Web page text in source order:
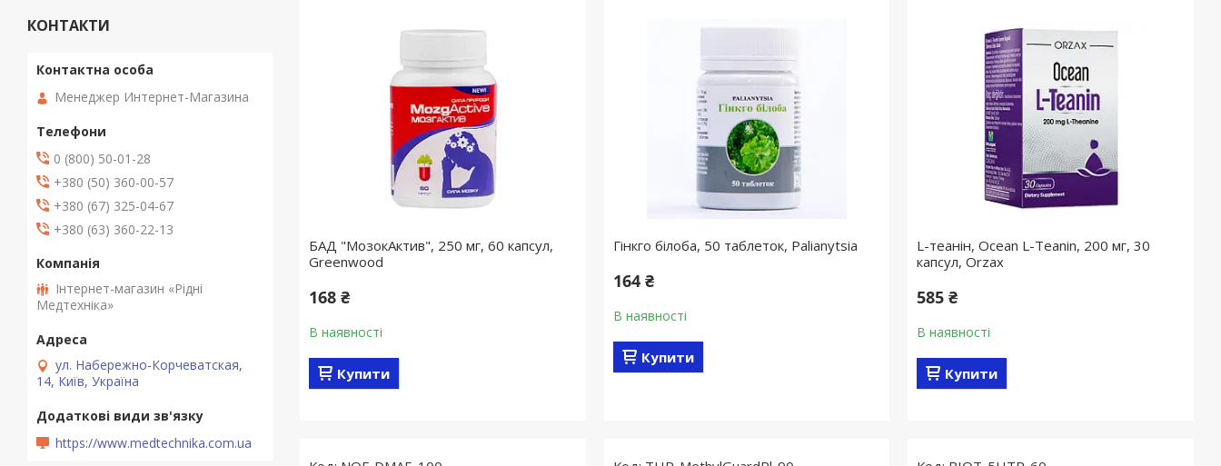
БАД "МозокАктив", 250 мг, 60 капсул,
Greenwood
168 ₴
В наявності
Купити
Гінкго білоба, 50 таблеток, Palianytsia
164 ₴
В наявності
Купити
L-теанін, Ocean L-Teanin, 200 мг, 30
капсул, Orzax
585 ₴
В наявності
Купити
КОНТАКТИ
Менеджер Интернет-Магазина
0 (800) 50-01-28
+380 (50) 360-00-57
+380 (67) 325-04-67
+380 (63) 360-22-13
Інтернет-магазин «Рідні
Медтехніка»
ул. Набережно-Корчеватская,
14, Київ, Україна
https://www.medtechnika.com.ua